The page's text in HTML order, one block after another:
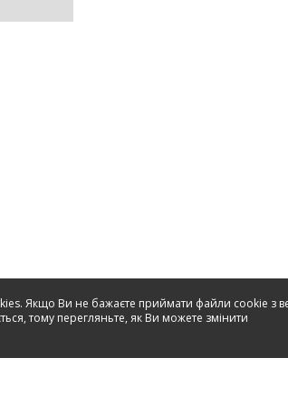
Якщо Ви не бажаєте приймати файли cookie з
тому перегляньте, як Ви можете змінити